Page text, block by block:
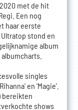
met de hit
Een nog
haar eerste
stond en
album
singles
en 'Magie'.
bereikten
shows